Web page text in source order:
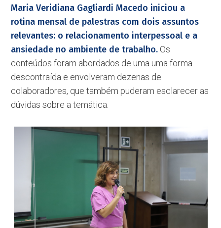
Maria Veridiana Gagliardi Macedo iniciou a
rotina mensal de palestras com dois assuntos
relevantes: o relacionamento interpessoal e a
ansiedade no ambiente de trabalho. Os
conteúdos foram abordados de uma uma forma
descontraída e envolveram dezenas de
colaboradores, que também puderam esclarecer as
dúvidas sobre a temática.